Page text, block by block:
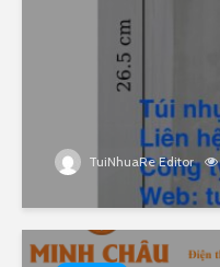
TuiNhuaRe Editor